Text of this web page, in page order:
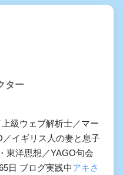
ター
級ウェブ解析士／マー
イギリス人の妻と息子
東洋思想／YAGO句会
日 ブログ実践中アキさ